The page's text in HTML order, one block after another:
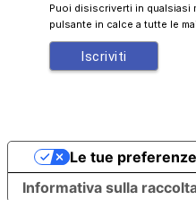
Puoi disiscriverti in qualsiasi
pulsante in calce a tutte le
Informativa sulla
Le tue